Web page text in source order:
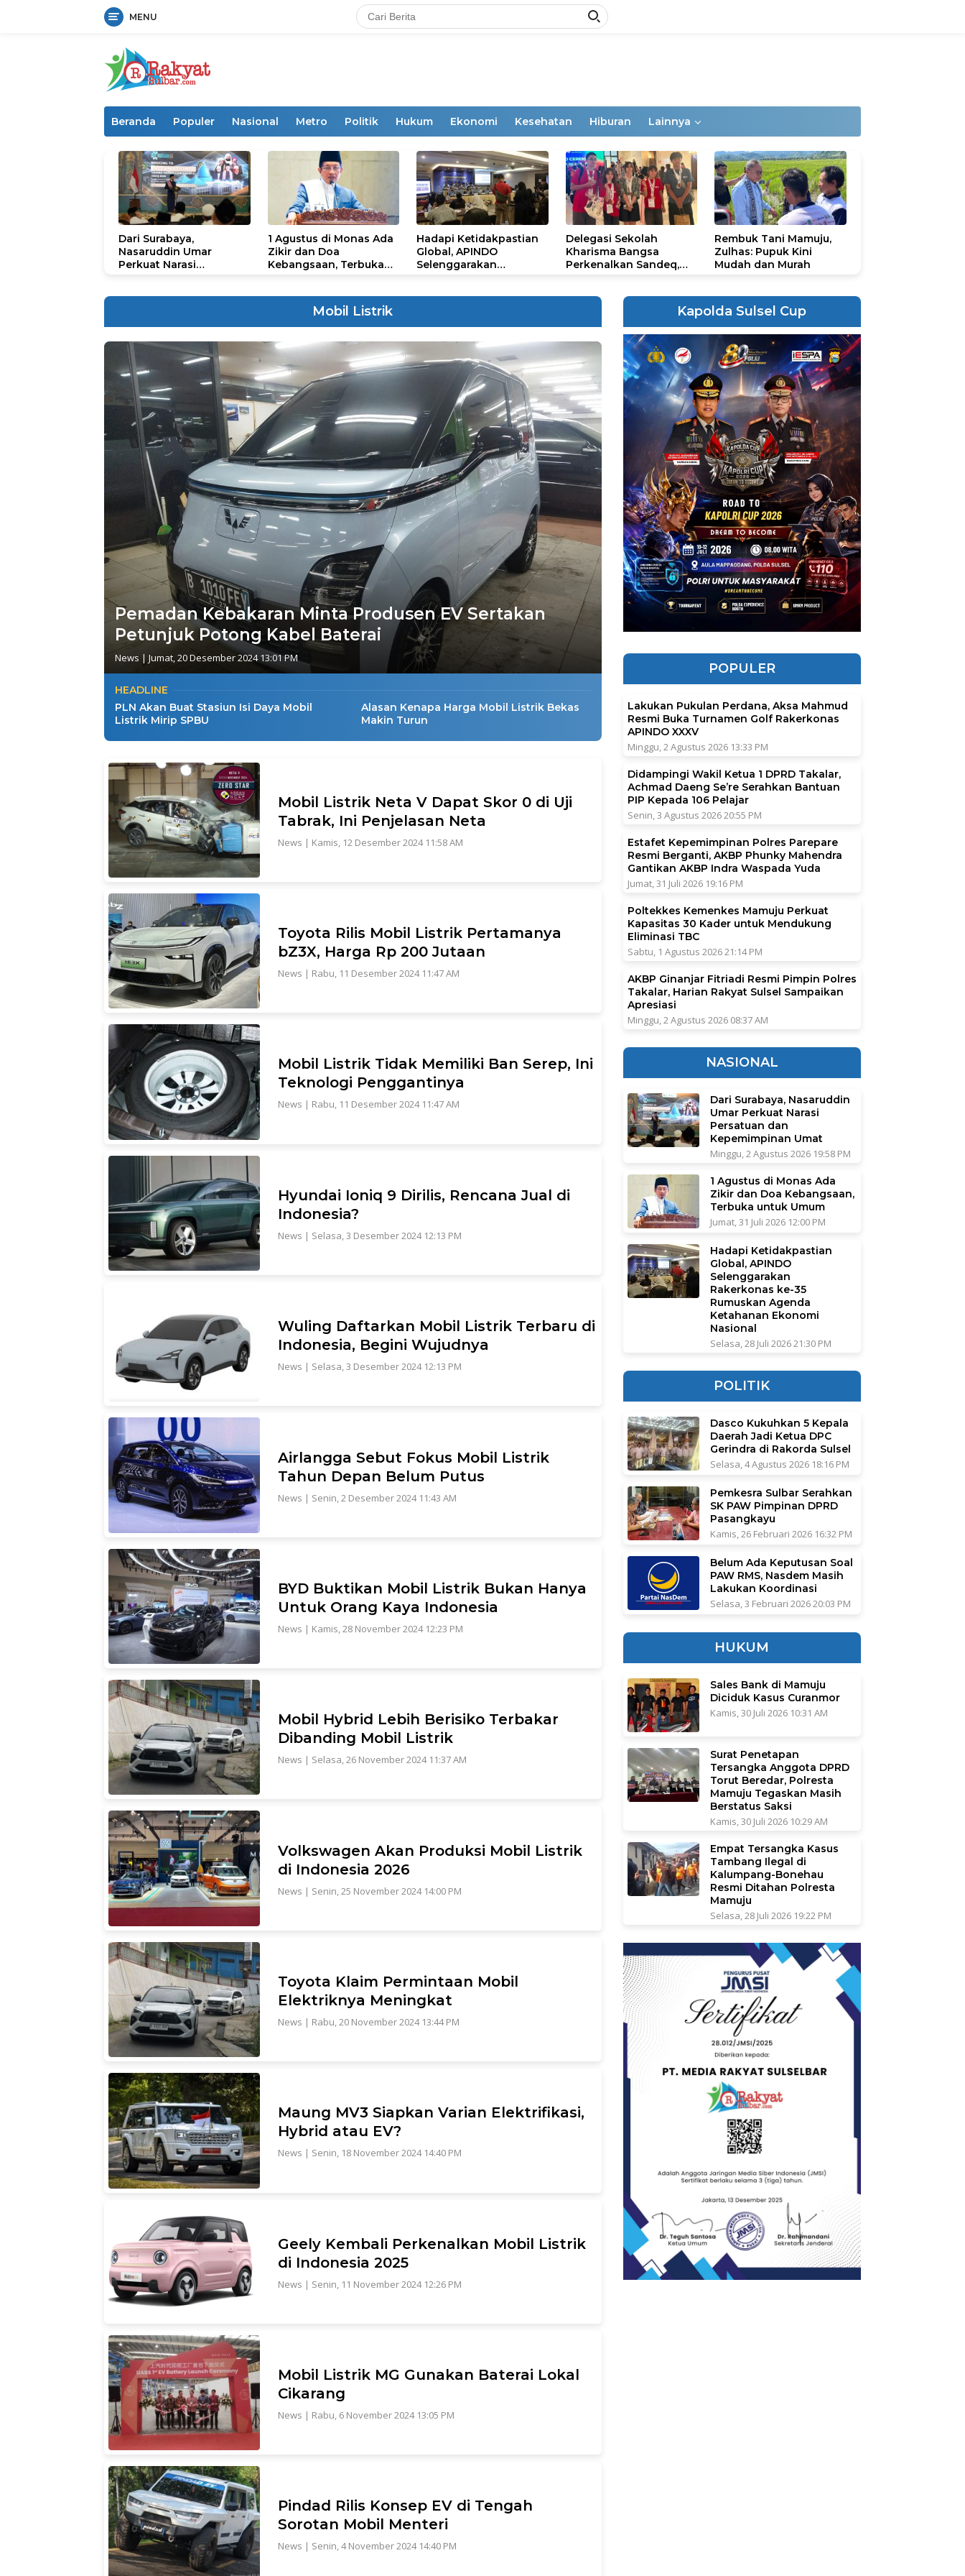
MENU
Beranda Populer Nasional Metro Politik Hukum Ekonomi Kesehatan Hiburan Lainnya
Dari Surabaya,
Nasaruddin Umar
Perkuat Narasi
1 Agustus di Monas Ada
Zikir dan Doa
Kebangsaan, Terbuka
Hadapi Ketidakpastian
Global, APINDO
Selenggarakan
Delegasi Sekolah
Kharisma Bangsa
Perkenalkan Sandeq,
STEAM Olympiad 2026
Rembuk Tani Mamuju,
Zulhas: Pupuk Kini
Mudah dan Murah
Mobil Listrik
Pemadan Kebakaran Minta Produsen EV Sertakan
Petunjuk Potong Kabel Baterai
News | Jumat, 20 Desember 2024 13:01 PM
HEADLINE
PLN Akan Buat Stasiun Isi Daya Mobil
Listrik Mirip SPBU
Alasan Kenapa Harga Mobil Listrik Bekas
Makin Turun
Mobil Listrik Neta V Dapat Skor 0 di Uji
Tabrak, Ini Penjelasan Neta
News | Kamis, 12 Desember 2024 11:58 AM
Toyota Rilis Mobil Listrik Pertamanya
bZ3X, Harga Rp 200 Jutaan
News | Rabu, 11 Desember 2024 11:47 AM
Mobil Listrik Tidak Memiliki Ban Serep, Ini
Teknologi Penggantinya
News | Rabu, 11 Desember 2024 11:47 AM
Hyundai Ioniq 9 Dirilis, Rencana Jual di
Indonesia?
News | Selasa, 3 Desember 2024 12:13 PM
Wuling Daftarkan Mobil Listrik Terbaru di
Indonesia, Begini Wujudnya
News | Selasa, 3 Desember 2024 12:13 PM
Airlangga Sebut Fokus Mobil Listrik
Tahun Depan Belum Putus
News | Senin, 2 Desember 2024 11:43 AM
BYD Buktikan Mobil Listrik Bukan Hanya
Untuk Orang Kaya Indonesia
News | Kamis, 28 November 2024 12:23 PM
Mobil Hybrid Lebih Berisiko Terbakar
Dibanding Mobil Listrik
News | Selasa, 26 November 2024 11:37 AM
Volkswagen Akan Produksi Mobil Listrik
di Indonesia 2026
News | Senin, 25 November 2024 14:00 PM
Toyota Klaim Permintaan Mobil
Elektriknya Meningkat
News | Rabu, 20 November 2024 13:44 PM
Maung MV3 Siapkan Varian Elektrifikasi,
Hybrid atau EV?
News | Senin, 18 November 2024 14:40 PM
Geely Kembali Perkenalkan Mobil Listrik
di Indonesia 2025
News | Senin, 11 November 2024 12:26 PM
Mobil Listrik MG Gunakan Baterai Lokal
Cikarang
News | Rabu, 6 November 2024 13:05 PM
Pindad Rilis Konsep EV di Tengah
Sorotan Mobil Menteri
News | Senin, 4 November 2024 14:40 PM
Kapolda Sulsel Cup
POPULER
Lakukan Pukulan Perdana, Aksa Mahmud
Resmi Buka Turnamen Golf Rakerkonas
APINDO XXXV
Minggu, 2 Agustus 2026 13:33 PM
Didampingi Wakil Ketua 1 DPRD Takalar,
Achmad Daeng Se’re Serahkan Bantuan
PIP Kepada 106 Pelajar
Senin, 3 Agustus 2026 20:55 PM
Estafet Kepemimpinan Polres Parepare
Resmi Berganti, AKBP Phunky Mahendra
Gantikan AKBP Indra Waspada Yuda
Jumat, 31 Juli 2026 19:16 PM
Poltekkes Kemenkes Mamuju Perkuat
Kapasitas 30 Kader untuk Mendukung
Eliminasi TBC
Sabtu, 1 Agustus 2026 21:14 PM
AKBP Ginanjar Fitriadi Resmi Pimpin Polres
Takalar, Harian Rakyat Sulsel Sampaikan
Apresiasi
Minggu, 2 Agustus 2026 08:37 AM
NASIONAL
Dari Surabaya, Nasaruddin
Umar Perkuat Narasi
Persatuan dan
Kepemimpinan Umat
Minggu, 2 Agustus 2026 19:58 PM
1 Agustus di Monas Ada
Zikir dan Doa Kebangsaan,
Terbuka untuk Umum
Jumat, 31 Juli 2026 12:00 PM
Hadapi Ketidakpastian
Global, APINDO
Selenggarakan
Rakerkonas ke-35
Rumuskan Agenda
Ketahanan Ekonomi
Nasional
Selasa, 28 Juli 2026 21:30 PM
POLITIK
Dasco Kukuhkan 5 Kepala
Daerah Jadi Ketua DPC
Gerindra di Rakorda Sulsel
Selasa, 4 Agustus 2026 18:16 PM
Pemkesra Sulbar Serahkan
SK PAW Pimpinan DPRD
Pasangkayu
Kamis, 26 Februari 2026 16:32 PM
Belum Ada Keputusan Soal
PAW RMS, Nasdem Masih
Lakukan Koordinasi
Selasa, 3 Februari 2026 20:03 PM
HUKUM
Sales Bank di Mamuju
Diciduk Kasus Curanmor
Kamis, 30 Juli 2026 10:31 AM
Surat Penetapan
Tersangka Anggota DPRD
Torut Beredar, Polresta
Mamuju Tegaskan Masih
Berstatus Saksi
Kamis, 30 Juli 2026 10:29 AM
Empat Tersangka Kasus
Tambang Ilegal di
Kalumpang-Bonehau
Resmi Ditahan Polresta
Mamuju
Selasa, 28 Juli 2026 19:22 PM